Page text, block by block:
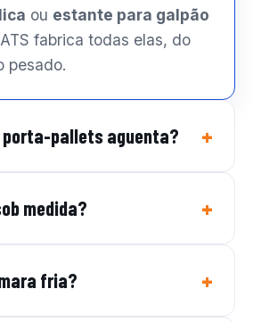
ou estante para galpão
fabrica todas elas, do
pesado.
porta-pallets aguenta?
medida?
fria?